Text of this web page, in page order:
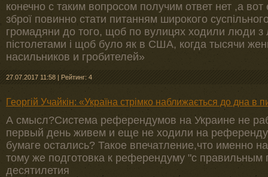
конечно с таким вопросом получим ответ нет ,а вот
зброї повинно стати питанням широкого суспільного
громадяни до того, щоб по вулицях ходили люди з
пістолетами і щоб було як в США, когда тысячи
насильников и гробителей»
27.07.2017 11:58 | Рейтинг: 4
Георгій Учайкін: «Україна стрімко наближається до дна в
А смысл?Система референдумов на Украине не
первый день живем и еще не ходили на
бумаге остались? Такое впечатление,что именно
тому же подготовка к референдуму "с правильным
десятилетия